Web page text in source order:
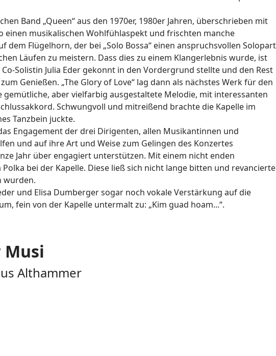
Band „Queen“ aus den 1970er, 1980er Jahren, überschrieben mit
einen musikalischen Wohlfühlaspekt und frischten manche
Flügelhorn, der bei „Solo Bossa“ einen anspruchsvollen Solopart
Läufen zu meistern. Dass dies zu einem Klangerlebnis wurde, ist
Solistin Julia Eder gekonnt in den Vordergrund stellte und den Rest
Genießen. „The Glory of Love“ lag dann als nächstes Werk für den
aber vielfarbig ausgestaltete Melodie, mit interessanten
Schwungvoll und mitreißend brachte die Kapelle im
Tanzbein juckte.
Engagement der drei Dirigenten, allen Musikantinnen und
und auf ihre Art und Weise zum Gelingen des Konzertes
Jahr über engagiert unterstützen. Mit einem nicht enden
bei der Kapelle. Diese ließ sich nicht lange bitten und revancierte
wurden.
und Elisa Dumberger sogar noch vokale Verstärkung auf die
fein von der Kapelle untermalt zu: „Kim guad hoam...“.
Musi
Althammer